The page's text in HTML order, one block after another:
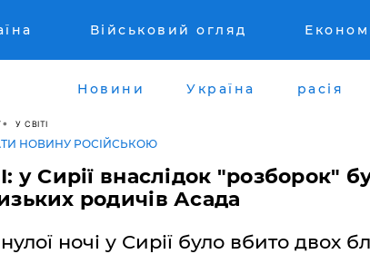
Військовий огляд
Новини Україна расія
У СВІТІ
НОВИНУ РОСІЙСЬКОЮ
у Сирії внаслідок "розборок"
родичів Асада
ночі у Сирії було вбито двох